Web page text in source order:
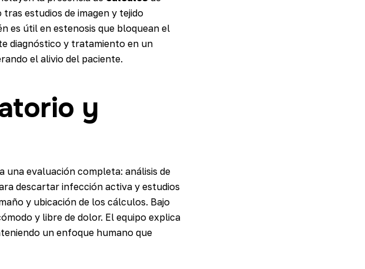
estudios de imagen y tejido
es útil en estenosis que bloquean el
diagnóstico y tratamiento en un
el alivio del paciente.
y
una evaluación completa: análisis de
descartar infección activa y estudios
y ubicación de los cálculos. Bajo
y libre de dolor. El equipo explica
un enfoque humano que